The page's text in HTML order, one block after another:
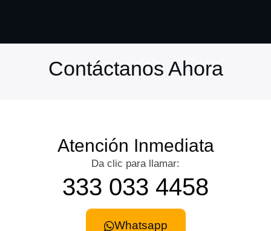
Contáctanos Ahora
Atención Inmediata
Da clic para llamar:
333 033 4458
Whatsapp